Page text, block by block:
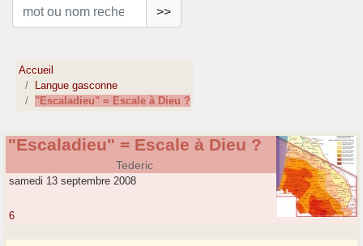
>>
Accueil
Langue gasconne
"Escaladieu" = Escale à Dieu ?
"Escaladieu" = Escale à Dieu ?
Tederic
samedi 13 septembre 2008
6